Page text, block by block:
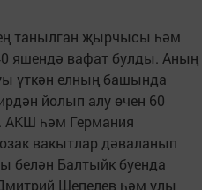
танылган җырчысы һәм
яшендә вафат булды. Аның
үткән елның башында
йолып алу өчен 60
АКШ һәм Германия
вакытлар дәваланып
белән Балтыйк буенда
Шепелев һәм улы